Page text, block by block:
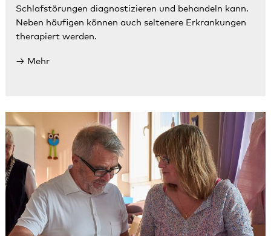
Schlafstörungen diagnostizieren und behandeln kann.
Neben häufigen können auch seltenere Erkrankungen
therapiert werden.
Mehr